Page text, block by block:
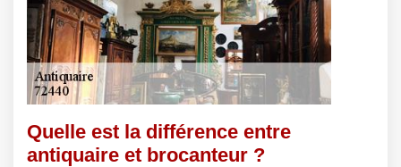
Quelle est la différence entre
antiquaire et brocanteur ?